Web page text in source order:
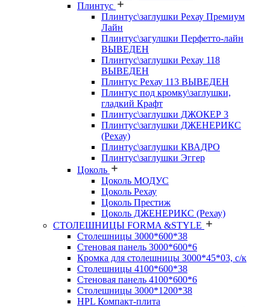
Плинтус
Плинтус\заглушки Рехау Премиум
Лайн
Плинтус\загулшки Перфетто-лайн
ВЫВЕДЕН
Плинтус\заглушки Рехау 118
ВЫВЕДЕН
Плинтус Рехау 113 ВЫВЕДЕН
Плинтус под кромку\заглушки,
гладкий Крафт
Плинтус\заглушки ДЖОКЕР 3
Плинтус\заглушки ДЖЕНЕРИКС
(Рехау)
Плинтус\заглушки КВАДРО
Плинтус\заглушки Эггер
Цоколь
Цоколь МОДУС
Цоколь Рехау
Цоколь Престиж
Цоколь ДЖЕНЕРИКС (Рехау)
СТОЛЕШНИЦЫ FORMA &STYLE
Столешницы 3000*600*38
Стеновая панель 3000*600*6
Кромка для столешницы 3000*45*03, с/к
Столешницы 4100*600*38
Стеновая панель 4100*600*6
Столешницы 3000*1200*38
HPL Компакт-плита